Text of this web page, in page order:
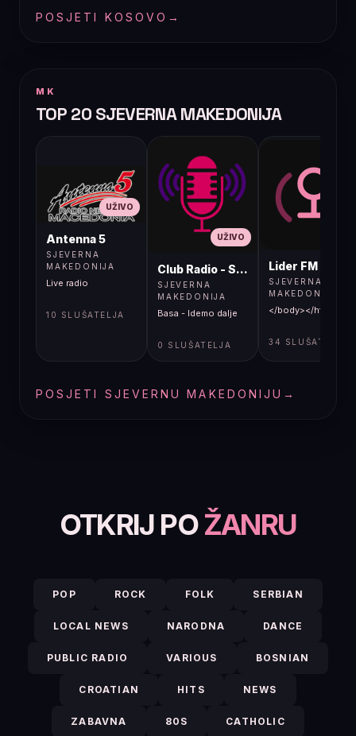
POSJETI KOSOVO →
MK
TOP 20 SJEVERNA MAKEDONIJA
UŽIVO
Antenna 5
SJEVERNA
MAKEDONIJA
Live radio
10 SLUŠATELJA
UŽIVO
Club Radio - Skopje, Mcedonia
SJEVERNA
MAKEDONIJA
Basa - Idemo dalje
0 SLUŠATELJA
Lider FM 107,4
SJEVERNA
MAKEDONIJA
</body></html>
34 SLUŠATELJA
POSJETI SJEVERNU MAKEDONIJU →
OTKRIJ POŽANRU
POP ROCK FOLK SERBIAN
LOCAL NEWS NARODNA DANCE
PUBLIC RADIO VARIOUS BOSNIAN
CROATIAN HITS NEWS
ZABAVNA 80S CATHOLIC